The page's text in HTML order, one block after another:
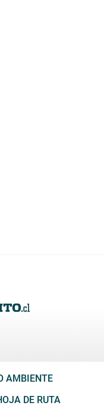
AMBIENTE
DE RUTA